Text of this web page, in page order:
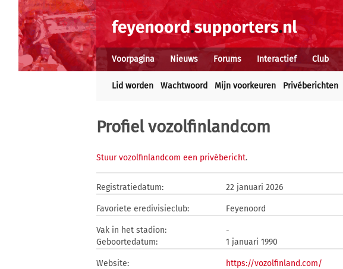
Voorpagina Nieuws Forums Interactief Club
Lid worden Wachtwoord Mijn voorkeuren Privéberichten
Profiel vozolfinlandcom
Stuur vozolfinlandcom een privébericht.
Registratiedatum: 22 januari 2026
Favoriete eredivisieclub: Feyenoord
Vak in het stadion:
-
Geboortedatum:
1 januari 1990
Website: https://vozolfinland.com/